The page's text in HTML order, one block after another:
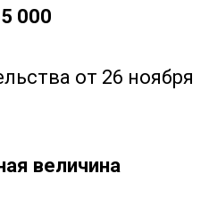
000
от 26 ноября
величина